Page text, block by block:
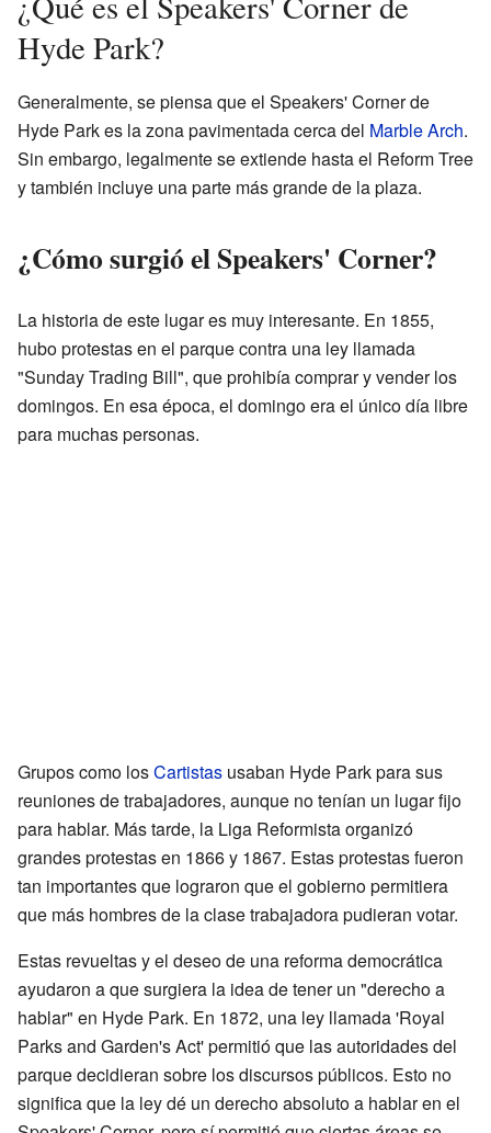
Hyde Park?
Generalmente, se piensa que el Speakers' Corner de
Hyde Park es la zona pavimentada cerca del Marble Arch.
Sin embargo, legalmente se extiende hasta el Reform Tree
y también incluye una parte más grande de la plaza.
¿Cómo surgió el Speakers' Corner?
La historia de este lugar es muy interesante. En 1855,
hubo protestas en el parque contra una ley llamada
"Sunday Trading Bill", que prohibía comprar y vender los
domingos. En esa época, el domingo era el único día libre
para muchas personas.
Grupos como losCartistas usaban Hyde Park para sus
reuniones de trabajadores, aunque no tenían un lugar fijo
para hablar. Más tarde, la Liga Reformista organizó
grandes protestas en 1866 y 1867. Estas protestas fueron
tan importantes que lograron que el gobierno permitiera
que más hombres de la clase trabajadora pudieran votar.
Estas revueltas y el deseo de una reforma democrática
ayudaron a que surgiera la idea de tener un "derecho a
hablar" en Hyde Park. En 1872, una ley llamada 'Royal
Parks and Garden's Act' permitió que las autoridades del
parque decidieran sobre los discursos públicos. Esto no
significa que la ley dé un derecho absoluto a hablar en el